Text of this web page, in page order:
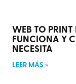
WEB TO PRINT
FUNCIONA Y
NECESITA
LEER MÁS »